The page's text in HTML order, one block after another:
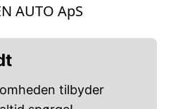
AUTO ApS
tilbyder